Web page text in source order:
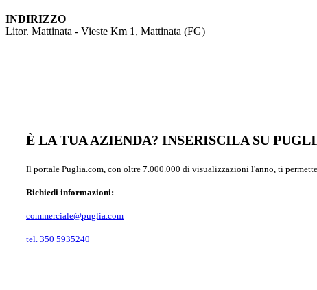
INDIRIZZO
Litor. Mattinata - Vieste Km 1, Mattinata (FG)
È LA TUA AZIENDA? INSERISCILA SU
Il portale Puglia.com, con oltre 7.000.000 di visualizzazioni l'anno, ti
Richiedi informazioni:
commerciale@puglia.com
tel. 350 5935240